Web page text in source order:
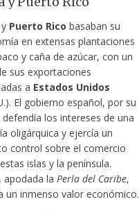
y Puerto Rico basaban su
en extensas plantaciones
y caña de azúcar, con un
sus exportaciones
a Estados Unidos
El gobierno español, por su
los intereses de una
oligárquica y ejercía un
control sobre el comercio
islas y la península.
, apodada la Perla del Caribe,
un inmenso valor económico.